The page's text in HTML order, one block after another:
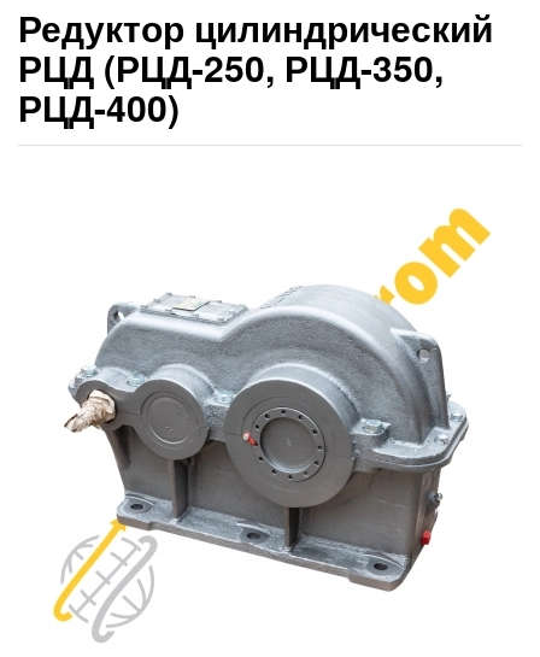
Редуктор цилиндрический
РЦД (РЦД-250, РЦД-350,
РЦД-400)